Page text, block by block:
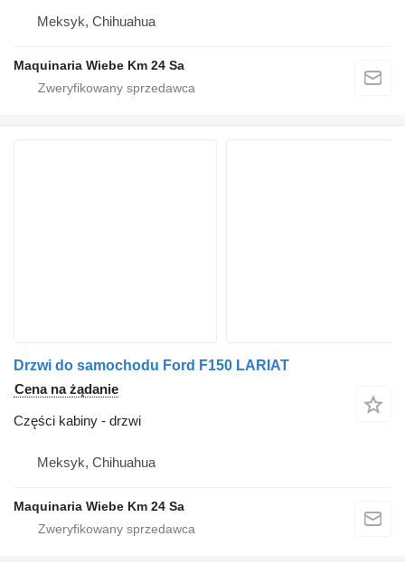
Meksyk, Chihuahua
Maquinaria Wiebe Km 24 Sa
Drzwi do samochodu Ford F150 LARIAT
Cena na żądanie
Części kabiny - drzwi
Meksyk, Chihuahua
Maquinaria Wiebe Km 24 Sa